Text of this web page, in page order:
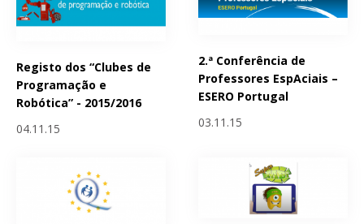
Registo dos “Clubes de
Programação e
Robótica” - 2015/2016
04.11.15
2.ª Conferência de
Professores EspAciais –
ESERO Portugal
03.11.15